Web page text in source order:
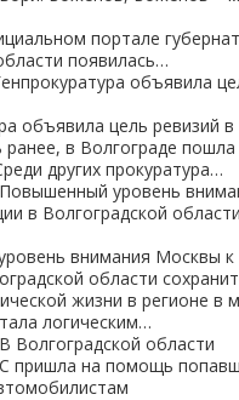
портале
появилась…
объявила
в Волгограде пошла
других прокуратура…
Повышенный уровень
в Волгоградской области
жизни в регионе в
логическим…
В Волгоградской области
пришла на помощь